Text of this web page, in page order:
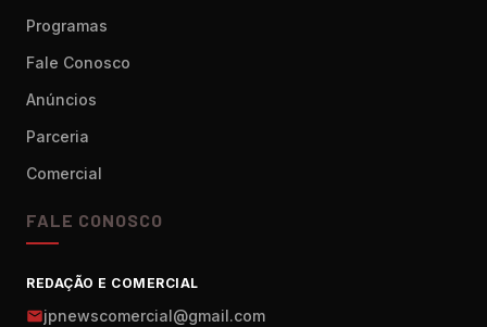
Programas
Fale Conosco
Anúncios
Parceria
Comercial
FALE CONOSCO
REDAÇÃO E COMERCIAL
jpnewscomercial@gmail.com